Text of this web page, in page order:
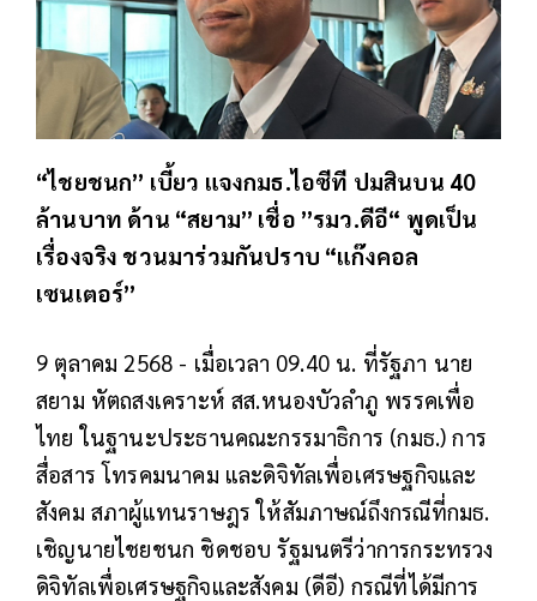
“ไชยชนก” เบี้ยว แจงกมธ.ไอซีที ปมสินบน 40
ล้านบาท ด้าน “สยาม” เชื่อ ”รมว.ดีอี“ พูดเป็น
เรื่องจริง ชวนมาร่วมกันปราบ “แก๊งคอล
เซนเตอร์”
9 ตุลาคม 2568 - เมื่อเวลา 09.40 น. ที่รัฐภา นาย
สยาม หัตถสงเคราะห์ สส.หนองบัวลำภู พรรคเพื่อ
ไทย ในฐานะประธานคณะกรรมาธิการ (กมธ.) การ
สื่อสาร โทรคมนาคม และดิจิทัลเพื่อเศรษฐกิจและ
สังคม สภาผู้แทนราษฎร ให้สัมภาษณ์ถึงกรณีที่กมธ.
เชิญนายไชยชนก ชิดชอบ รัฐมนตรีว่าการกระทรวง
ดิจิทัลเพื่อเศรษฐกิจและสังคม (ดีอี) กรณีที่ได้มีการ